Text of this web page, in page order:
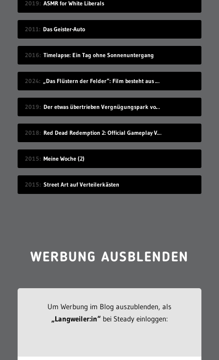
2019 ASMR for White Liberals
2011 Das Geister-Auto
2016 Timelapse: Ein Tag ohne Sonnenuntergang
2024 „Das Flüstern der Felder“: Film besteht aus Ölgemälden als Frames
2019 Der etwas übertrieben Vergnügungspark von Black Sheep Films
2018 Red Dead Redemption 2: Official Gameplay Video
2015 Meine Woche (2)
2015 Street Art auf Verteilerkästen
WERBUNG AUSBLENDEN
Um Werbung im Blog auszublenden, als
„Langweiler:in“bei Steady einloggen: